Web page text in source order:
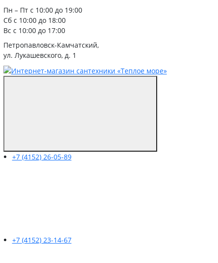
Пн – Пт с 10:00 до 19:00
Сб с 10:00 до 18:00
Вс с 10:00 до 17:00
Петропавловск-Камчатский,
ул. Лукашевского, д. 1
+7 (4152) 26-05-89
+7 (4152) 23-14-67